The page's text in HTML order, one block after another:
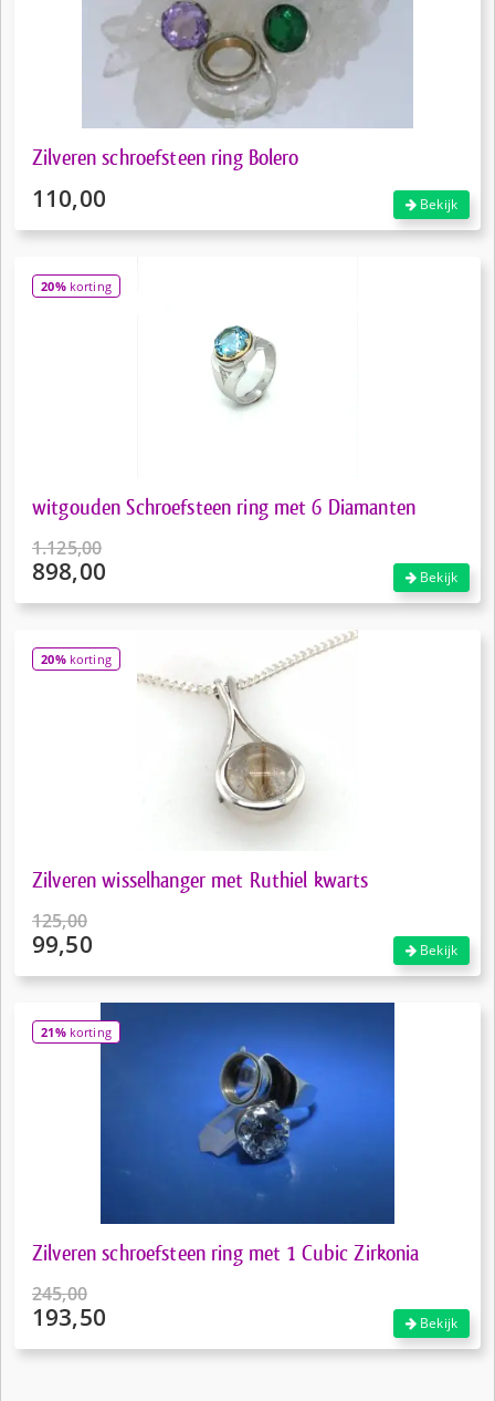
Zilveren schroefsteen ring Bolero
110,00 Bekijk
20%korting
witgouden Schroefsteen ring met 6 Diamanten
1.125,00
Oorspronkelijke
898,00
is:
€898,00.
Bekijk
20%korting
Zilveren wisselhanger met Ruthiel kwarts
125,00
Oorspronkelijke
99,50
is:
€99,50.
Bekijk
21%korting
Zilveren schroefsteen ring met 1 Cubic Zirkonia
245,00
Oorspronkelijke
193,50 Bekijk